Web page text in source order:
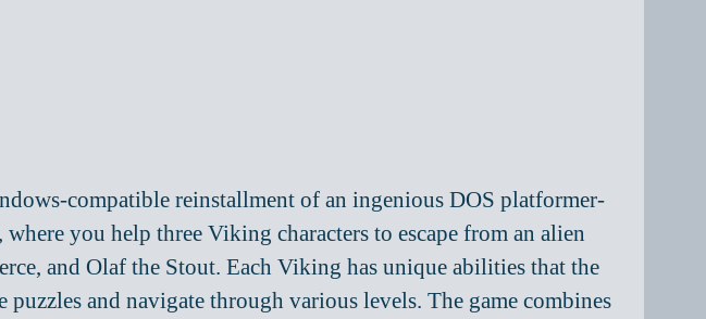
compatible reinstallment of an ingenious DOS platformer-
you help three Viking characters to escape from an alien
and Olaf the Stout. Each Viking has unique abilities that the
and navigate through various levels. The game combines